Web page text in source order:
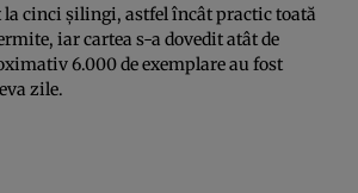
cinci șilingi, astfel încât practic toată
iar cartea s-a dovedit atât de
6.000 de exemplare au fost
zile.